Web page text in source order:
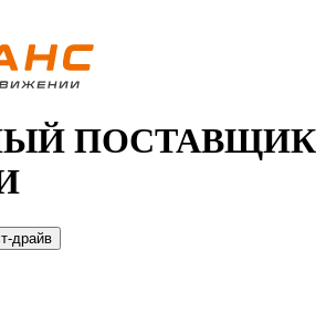
ПОСТАВЩИК
драйв